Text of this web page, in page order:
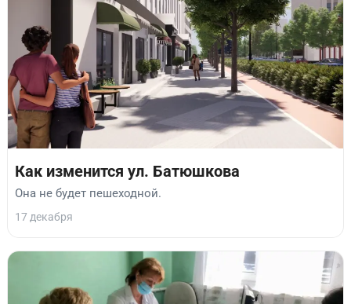
Как изменится ул. Батюшкова
Она не будет пешеходной.
17 декабря